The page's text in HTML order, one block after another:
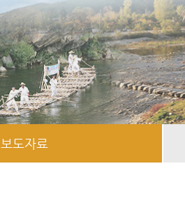
보도자료